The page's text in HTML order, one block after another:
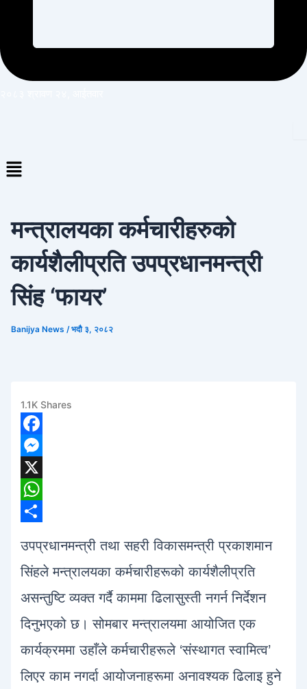
Menu
मन्त्रालयका कर्मचारीहरुको
कार्यशैलीप्रति उपप्रधानमन्त्री
सिंह ‘फायर’
Banijya News /भदौ ३, २०८२
1.1K Shares
F
a
c
e
o
k
M
e
s
n
g
e
X
W
t
s
A
a
r
e
उपप्रधानमन्त्री तथा सहरी विकासमन्त्री प्रकाशमान
सिंहले मन्त्रालयका कर्मचारीहरूको कार्यशैलीप्रति
असन्तुष्टि व्यक्त गर्दै काममा ढिलासुस्ती नगर्न निर्देशन
दिनुभएको छ। सोमबार मन्त्रालयमा आयोजित एक
कार्यक्रममा उहाँले कर्मचारीहरूले ‘संस्थागत स्वामित्व’
लिएर काम नगर्दा आयोजनाहरूमा अनावश्यक ढिलाइ हुने